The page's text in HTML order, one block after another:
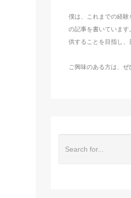
僕は、これまでの経
の記事を書いていま
供することを目指し、
ご興味のある方は、ぜ